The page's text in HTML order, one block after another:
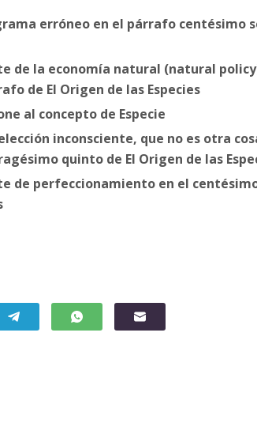
erróneo en el párrafo centésimo
de la economía natural (natural
de El Origen de las Especies
al concepto de Especie
inconsciente, que no es otra
quinto de El Origen de las
de perfeccionamiento en el